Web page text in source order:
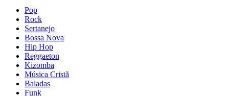
Pop
Rock
Sertanejo
Bossa Nova
Hip Hop
Reggaeton
Kizomba
Música Cristã
Baladas
Funk